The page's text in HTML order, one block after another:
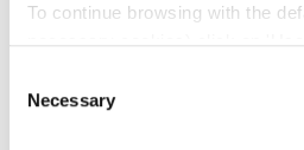
To continue browsing with the
Policy. The cookie settings can
Selection
Necessary